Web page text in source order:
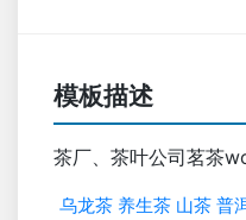
模板描述
茶厂、茶叶公司茗茶
乌龙茶 养生茶 山茶 普